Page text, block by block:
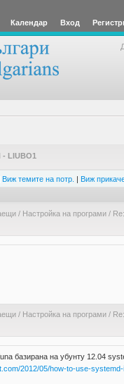
Календар Вход
LIUBO1
Виж темите на потр. | Виж
/ Настройка на програми/
/ Настройка на програми/
базирана на убунту 12.04
2012/05/how-to-use-